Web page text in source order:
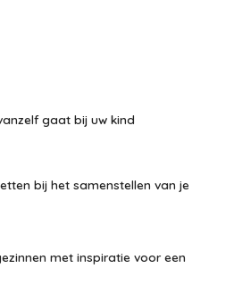
gaat bij uw kind
bij het samenstellen van je
met inspiratie voor een